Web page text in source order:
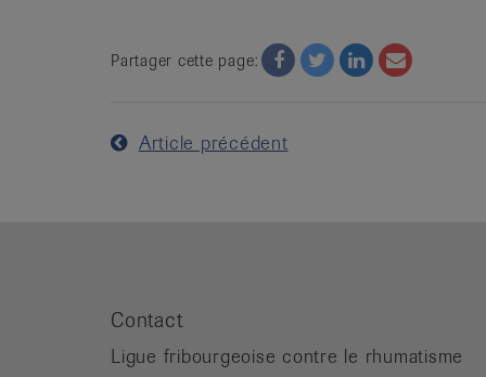
Partager cette page: Facebook
TwitterTwitterEmail
Article précédent
Contact
Ligue fribourgeoise contre le rhumatisme